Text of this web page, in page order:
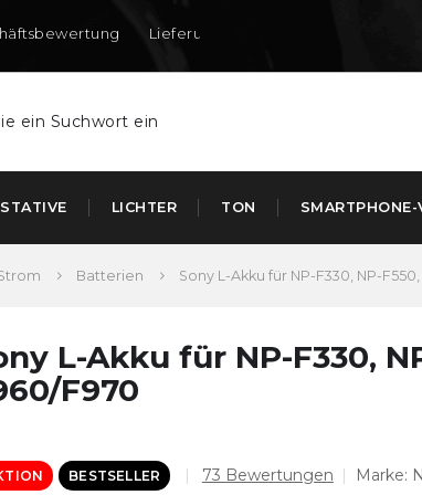
Lieferung nach DE und AT
STATIVE LICHTER TON SMARTPHONE-
Batterien Sony L-Akku für NP-F330, NP-
L-Akku für NP-F330,
F970
BESTSELLER
Die
73 Bewertungen Marke: